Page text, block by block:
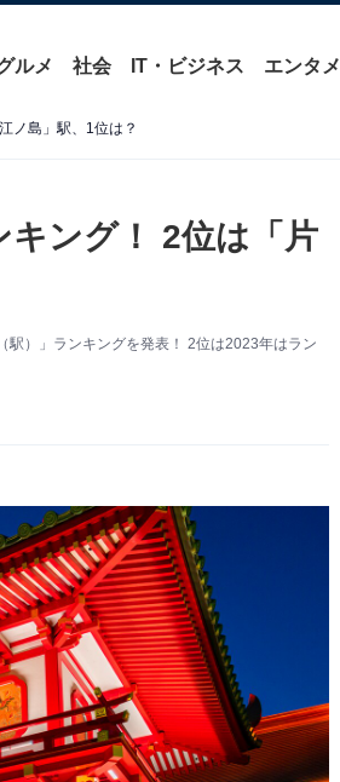
ルメ 社会 IT・ビジネス エンタメ
ノ島」駅、1位は？
ング！ 2位は「片
駅）」ランキングを発表！ 2位は2023年はラン